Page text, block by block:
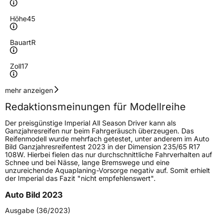
Höhe45
BauartR
Zoll17
Geschwindigkeitsindex
Höchstgeschwindigkeit
270 km/h
Lastindex99
Höchstlast775 kg
Generelle Merkmale
FahrzeugtypPKW
VerwendungGanzjahresreifen
mehr anzeigen
Redaktionsmeinungen für Modellreihe
Der preisgünstige Imperial All Season Driver kann als
Ganzjahresreifen nur beim Fahrgeräusch überzeugen. Das
Reifenmodell wurde mehrfach getestet, unter anderem im Auto
Bild Ganzjahresreifentest 2023 in der Dimension 235/65 R17
108W. Hierbei fielen das nur durchschnittliche Fahrverhalten auf
Schnee und bei Nässe, lange Bremswege und eine
unzureichende Aquaplaning-Vorsorge negativ auf. Somit erhielt
der Imperial das Fazit "nicht empfehlenswert".
Auto Bild 2023
Ausgabe (36/2023)